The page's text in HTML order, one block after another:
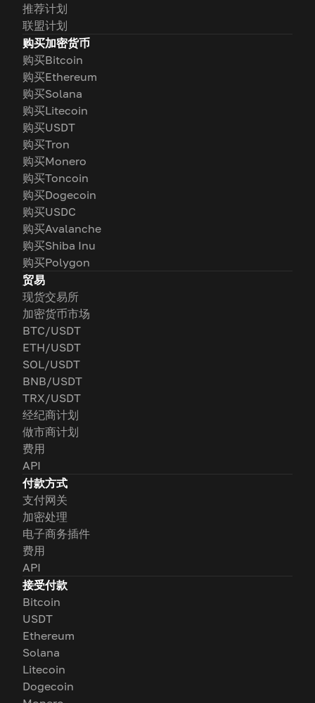
推荐计划
联盟计划
购买加密货币
购买Bitcoin
购买Ethereum
购买Solana
购买Litecoin
购买USDT
购买Tron
购买Monero
购买Toncoin
购买Dogecoin
购买USDC
购买Avalanche
购买Shiba Inu
购买Polygon
贸易
现货交易所
加密货币市场
BTC/USDT
ETH/USDT
SOL/USDT
BNB/USDT
TRX/USDT
经纪商计划
做市商计划
费用
API
付款方式
支付网关
加密处理
电子商务插件
费用
API
接受付款
Bitcoin
USDT
Ethereum
Solana
Litecoin
Dogecoin